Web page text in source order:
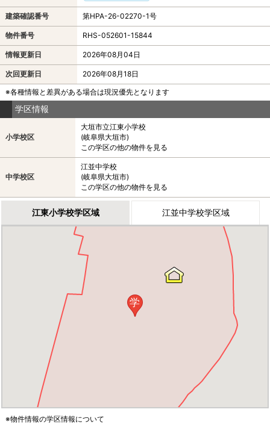
建築確認番号 第HPA-26-02270-1号
物件番号 RHS-052601-15844
情報更新日 2026年08月04日
次回更新日
2026年08月18日
※各種情報と差異がある場合は現況優先となります
学区情報
小学校区
大垣市立江東小学校
(岐阜県大垣市)
この学区の他の物件を見る
中学校区
江並中学校
(岐阜県大垣市)
この学区の他の物件を見る
江東小学校学区域 江並中学校学区域
学
※物件情報の学区情報について